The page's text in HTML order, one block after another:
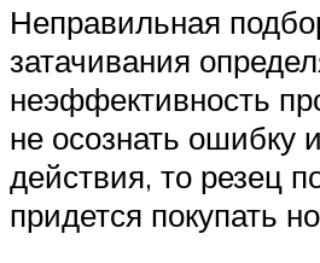
Неправильная
затачивания
неэффективность
не осознать ошибку
действия, то резец
придется покупать